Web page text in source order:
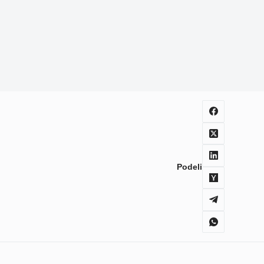
Podeli